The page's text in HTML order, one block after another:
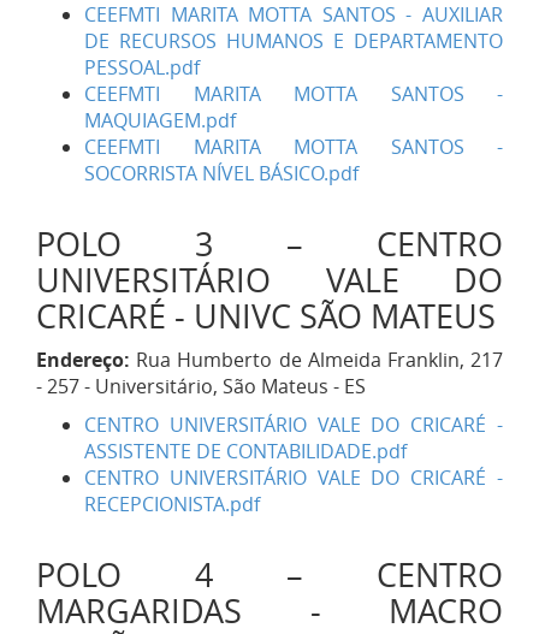
CEEFMTI MARITA MOTTA SANTOS - AUXILIAR
DE RECURSOS HUMANOS E DEPARTAMENTO
PESSOAL.pdf
CEEFMTI MARITA MOTTA SANTOS -
MAQUIAGEM.pdf
CEEFMTI MARITA MOTTA SANTOS -
SOCORRISTA NÍVEL BÁSICO.pdf
POLO 3 – CENTRO
UNIVERSITÁRIO VALE DO
CRICARÉ - UNIVC SÃO MATEUS
Endereço: Rua Humberto de Almeida Franklin, 217
- 257 - Universitário, São Mateus - ES
CENTRO UNIVERSITÁRIO VALE DO CRICARÉ -
ASSISTENTE DE CONTABILIDADE.pdf
CENTRO UNIVERSITÁRIO VALE DO CRICARÉ -
RECEPCIONISTA.pdf
POLO 4 – CENTRO
MARGARIDAS - MACRO